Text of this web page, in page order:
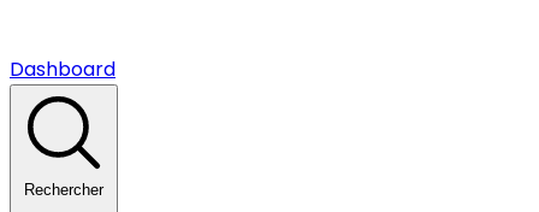
Dashboard
Rechercher